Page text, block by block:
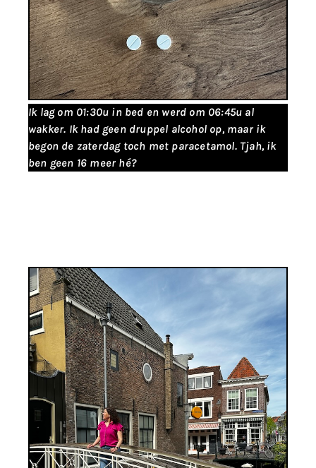
Ik lag om 01:30u in bed en werd om 06:45u al
wakker. Ik had geen druppel alcohol op, maar ik
begon de zaterdag toch met paracetamol. Tjah, ik
ben geen 16 meer hé?